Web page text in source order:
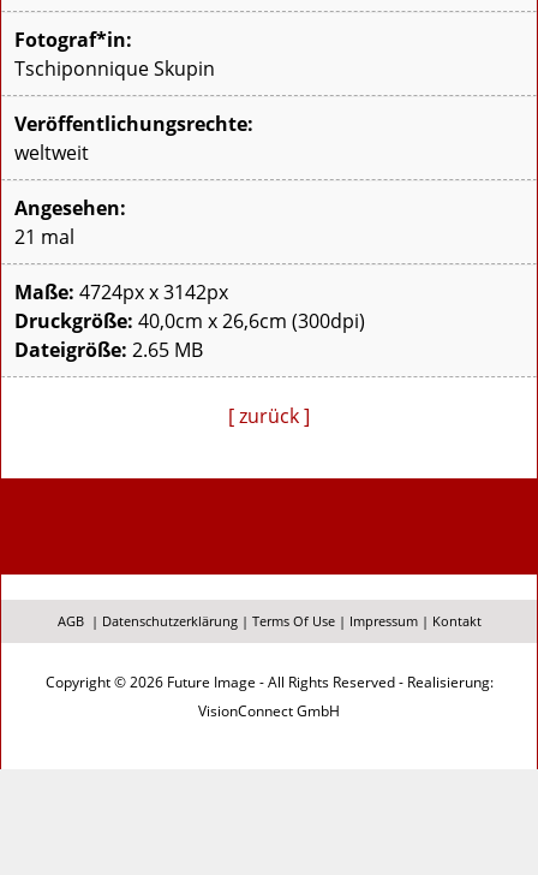
Fotograf*in:
Tschiponnique Skupin
Veröffentlichungsrechte:
weltweit
Angesehen:
21 mal
Maße: 4724px x 3142px
Druckgröße: 40,0cm x 26,6cm (300dpi)
Dateigröße: 2.65 MB
[ zurück ]
AGB | Datenschutzerklärung| Terms Of Use| Impressum| Kontakt
Copyright © 2026 Future Image - All Rights Reserved - Realisierung:
VisionConnect GmbH